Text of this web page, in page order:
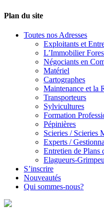
Plan du site
Toutes nos Adresses
Exploitants et
L’Immobilier
Négociants en
Matériel
Cartographes
Maintenance et la
Transporteurs
Sylvicultures
Formation
Pépinières
Scieries / Scieries
Experts /
Entretien de Plans
Elagueurs-
S’inscrire
Nouveautés
Qui sommes-nous?